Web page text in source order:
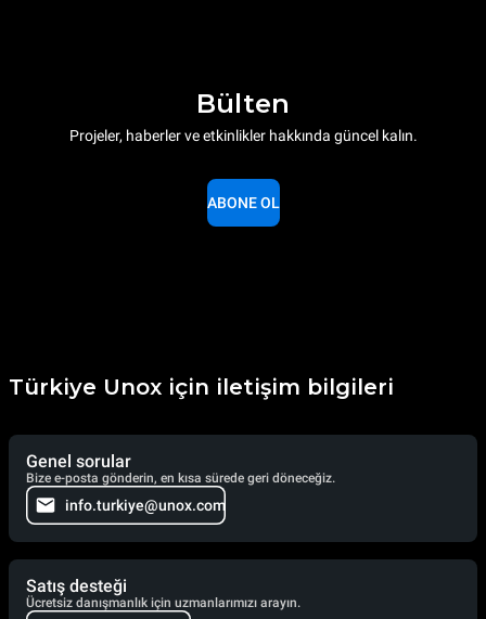
Bülten
Projeler, haberler ve etkinlikler hakkında güncel kalın.
ABONE OL
Türkiye Unox için iletişim bilgileri
Genel sorular
Bize e-posta gönderin, en kısa sürede geri döneceğiz.
info.turkiye@unox.com
Satış desteği
Ücretsiz danışmanlık için uzmanlarımızı arayın.